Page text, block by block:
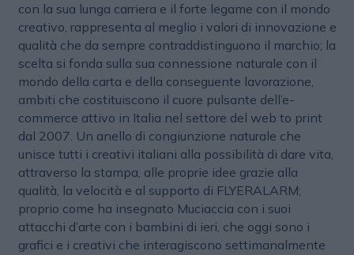
con la sua lunga carriera e il forte legame con il mondo
creativo, rappresenta al meglio i valori di innovazione e
qualità che da sempre contraddistinguono il marchio; la
scelta si fonda sulla sua connessione naturale con il
mondo della carta e della conseguente lavorazione,
ambiti che costituiscono il cuore pulsante dell’e-
commerce attivo in Italia nel settore del web to print
dal 2007. Un anello di congiunzione naturale che
unisce tutti i creativi italiani alla possibilità di dare vita,
attraverso la stampa, alle proprie idee grazie alla
qualità, la velocità e al supporto di FLYERALARM;
proprio come ha insegnato Muciaccia con i suoi
attacchi d’arte con i bambini di ieri, che oggi sono i
grafici e i creativi che interagiscono settimanalmente